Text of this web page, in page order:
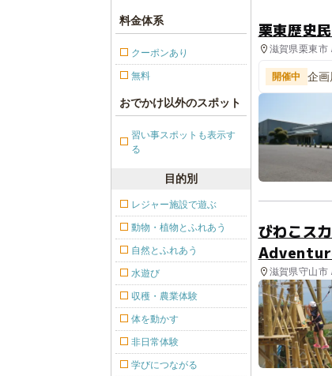
栗東歴史
滋賀県栗東市
開催中 企
びわこス
滋賀県守山市
料金体系
クーポンあり
無料
おでかけ以外のスポット
習い事スポットも表示す
る
目的別
レジャー施設で遊ぶ
動物・植物とふれあう
自然とふれあう
水遊び
収穫・農業体験
体を動かす
非日常体験
学びにつながる